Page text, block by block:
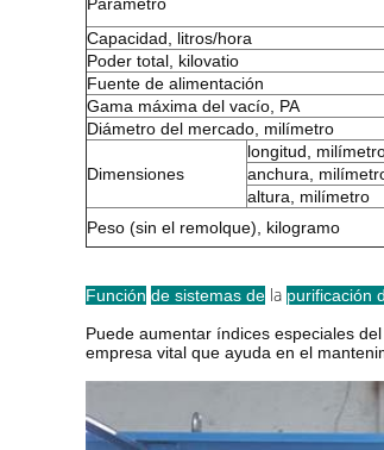
Capacidad, litros/hora
Poder total, kilovatio
Fuente de alimentación
Gama máxima del vacío, PA
Diámetro del mercado, milímetro
Dimensiones
longitud,
anchura,
altura, milímetro
Peso (sin el remolque), kilogramo
Función de sistemas de la purificación
Puede aumentar índices especiales
empresa vital que ayuda en el